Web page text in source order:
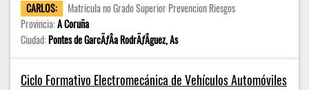
CARLOS:
Matricula no Grado Superior Prevencion Riesgos
Provincia:A Coruña
Ciudad:Pontes de GarcÃƒÂ­a RodrÃƒÂ­guez, As
Ciclo Formativo Electromecánica de Vehículos Automóviles